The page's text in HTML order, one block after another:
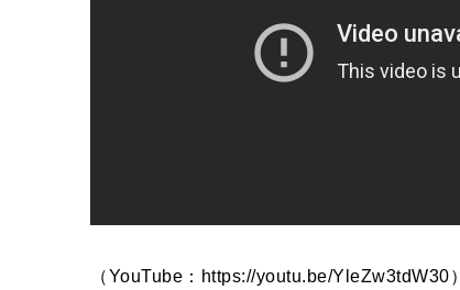
（YouTube：https://youtu.be/YleZw3tdW30）